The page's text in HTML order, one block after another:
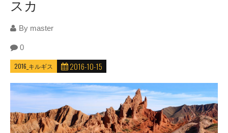
スカ
By master
0
2016_キルギス 2016-10-15